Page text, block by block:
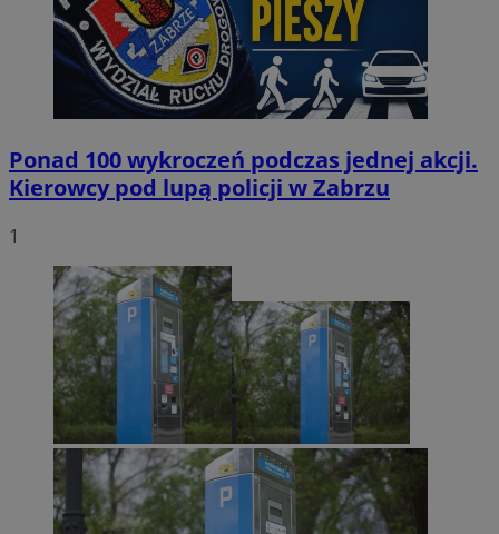
Ponad 100 wykroczeń podczas jednej akcji.
Kierowcy pod lupą policji w Zabrzu
1